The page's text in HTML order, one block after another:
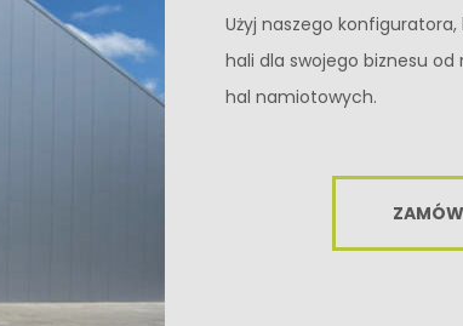
Użyj naszego
hali dla swojego biznesu
hal namiotowych.